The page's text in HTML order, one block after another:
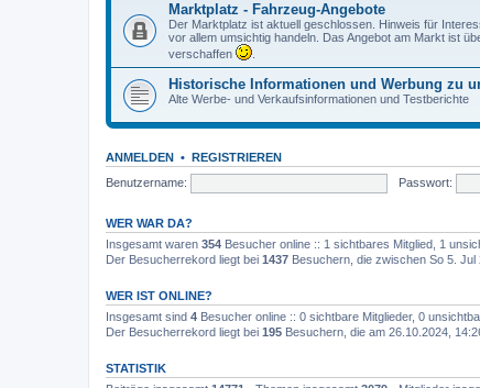
Marktplatz - Fahrzeug-Angebote
Der Marktplatz ist aktuell geschlossen. Hinweis für
vor allem umsichtig handeln. Das Angebot am Markt ist
verschaffen
Historische Informationen und Werbung zu
Alte Werbe- und Verkaufsinformationen und Testberichte
ANMELDEN • REGISTRIEREN
Benutzername:
Passwort:
WER WAR DA?
Insgesamt waren 354 Besucher online :: 1 sichtbares Mitglied, 1
Der Besucherrekord liegt bei 1437 Besuchern, die zwischen So 5. Jul
WER IST ONLINE?
Insgesamt sind 4 Besucher online :: 0 sichtbare Mitglieder, 0
Der Besucherrekord liegt bei 195 Besuchern, die am 26.10.2024,
STATISTIK